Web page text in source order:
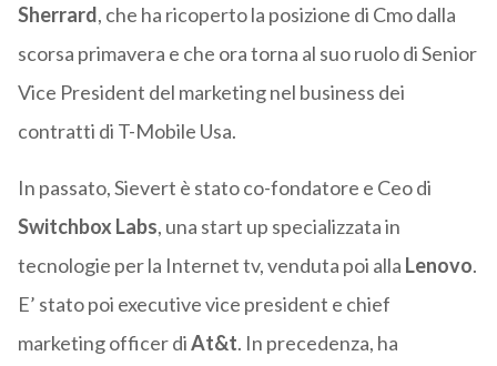
Sherrard, che ha ricoperto la posizione di Cmo dalla
scorsa primavera e che ora torna al suo ruolo di Senior
Vice President del marketing nel business dei
contratti di T-Mobile Usa.
In passato, Sievert è stato co-fondatore e Ceo di
Switchbox Labs, una start up specializzata in
tecnologie per la Internet tv, venduta poi alla Lenovo.
E’ stato poi executive vice president e chief
marketing officer diAt&t. In precedenza, ha